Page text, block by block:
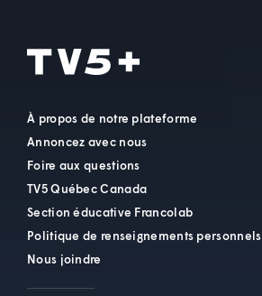
À propos de notre plateforme
Annoncez avec nous
Foire aux questions
TV5 Québec Canada
Section éducative Francolab
Politique de renseignements personnels
Nous joindre